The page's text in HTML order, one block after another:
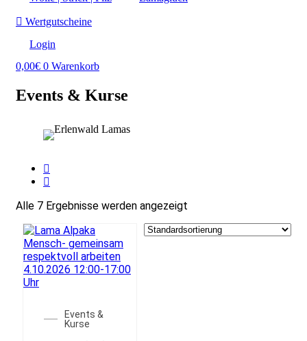
Wertgutscheine
Login
0,00€ 0 Warenkorb
Events & Kurse
Alle 7 Ergebnisse werden angezeigt
Events &
Kurse